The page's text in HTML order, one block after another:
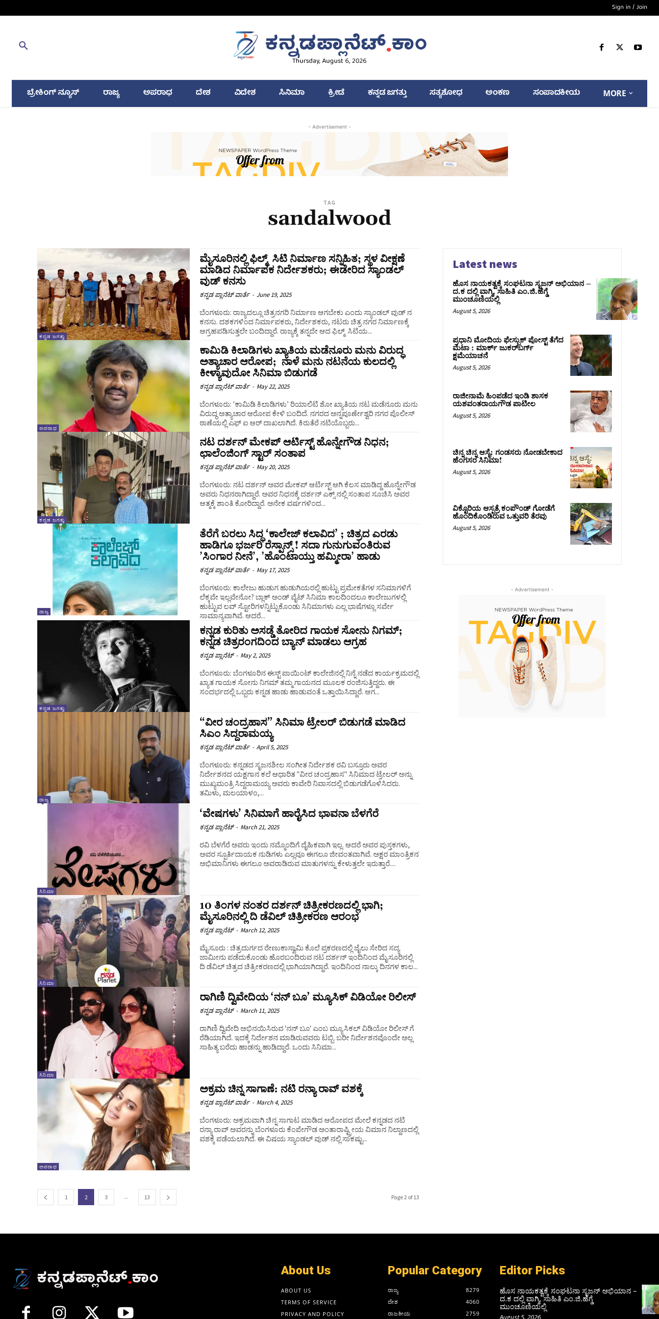
Sign in / Join
Thursday, August 6, 2026
ಬ್ರೇಕಿಂಗ್ ನ್ಯೂಸ್ ರಾಜ್ಯ ಅಪರಾಧ ದೇಶ ವಿದೇಶ ಸಿನಿಮಾ ಕ್ರೀಡೆ ಕನ್ನಡ ಜಗತ್ತು ಸತ್ಯಶೋಧ ಅಂಕಣ ಸಂಪಾದಕೀಯ MORE
- Advertisement -
TAG
sandalwood
ಕನ್ನಡ ಜಗತ್ತು
ಮೈಸೂರಿನಲ್ಲಿ ಫಿಲ್ಮ್‌ ಸಿಟಿ ನಿರ್ಮಾಣ ಸನ್ನಿಹಿತ; ಸ್ಥಳ ವೀಕ್ಷಣೆ
ಮಾಡಿದ ನಿರ್ಮಾಪಕ ನಿರ್ದೇಶಕರು; ಈಡೇರಿದ ಸ್ಯಾಂಡಲ್
ವುಡ್‌ ಕನಸು
ಕನ್ನಡ ಪ್ಲಾನೆಟ್ ವಾರ್ತೆ - June 19, 2025
ಬೆಂಗಳೂರು: ರಾಜ್ಯದಲ್ಲೂ ಚಿತ್ರನಗರಿ ನಿರ್ಮಾಣ ಆಗಬೇಕು ಎಂದು ಸ್ಯಾಂಡಲ್‌ ವುಡ್‌ ನ
ಕನಸು. ದಶಕಗಳಿಂದ ನಿರ್ಮಾಪಕರು, ನಿರ್ದೇಶಕರು, ನಟರು ಚಿತ್ರ ನಗರ ನಿರ್ಮಾಣಕ್ಕೆ
ಆಗ್ರಹಪಡಿಸುತ್ತಲೇ ಬಂದಿದ್ದಾರೆ. ರಾಜ್ಯಕ್ಕೆ ತನ್ನದೇ ಆದ ಫಿಲ್ಮ್‌ ಸಿಟಿಯ...
ಅಪರಾಧ
ಕಾಮಿಡಿ ಕಿಲಾಡಿಗಳು ಖ್ಯಾತಿಯ ಮಡೆನೂರು ಮನು ವಿರುದ್ಧ
ಅತ್ಯಾಚಾರ ಆರೋಪ; ನಾಳೆ ಮನು ನಟನೆಯ ಕುಲದಲ್ಲಿ
ಕೀಳ್ಯಾವುದೋ ಸಿನಿಮಾ ಬಿಡುಗಡೆ
ಕನ್ನಡ ಪ್ಲಾನೆಟ್ ವಾರ್ತೆ - May 22, 2025
ಬೆಂಗಳೂರು: ʼಕಾಮಿಡಿ ಕಿಲಾಡಿಗಳು’ ರಿಯಾಲಿಟಿ ಶೋ ಖ್ಯಾತಿಯ ನಟ ಮಡೆನೂರು ಮನು
ವಿರುದ್ಧ ಅತ್ಯಾಚಾರ ಆರೋಪ ಕೇಳಿ ಬಂದಿದೆ. ನಗರದ ಅನ್ನಪೂರ್ಣೇಶ್ವರಿ ನಗರ ಪೊಲೀಸ್
ಠಾಣೆಯಲ್ಲಿ ಎಫ್ ​ಐ ಆರ್​ ದಾಖಲಾಗಿದೆ. ಕಿರುತೆರೆ ನಟಿಯೊಬ್ಬರು...
ಕನ್ನಡ ಜಗತ್ತು
ನಟ ದರ್ಶನ್‌ ಮೇಕಪ್ ಆರ್ಟಿಸ್ಟ್ ಹೊನ್ನೇಗೌಡ ನಿಧನ;
ಛಾಲೆಂಜಿಂಗ್‌ ಸ್ಟಾರ್‌ ಸಂತಾಪ
ಕನ್ನಡ ಪ್ಲಾನೆಟ್ ವಾರ್ತೆ - May 20, 2025
ಬೆಂಗಳೂರು: ನಟ ದರ್ಶನ್‌ ಅವರ ಮೇಕಪ್ ಆರ್ಟಿಸ್ಟ್ ಆಗಿ ಕೆಲಸ ಮಾಡಿದ್ದ ಹೊನ್ನೇಗೌಡ
ಅವರು ನಿಧನರಾಗಿದ್ದಾರೆ. ಅವರ ನಿಧನಕ್ಕೆ ದರ್ಶನ್ ಎಕ್ಸ್‌ ನಲ್ಲಿ ಸಂತಾಪ ಸೂಚಿಸಿ ಅವರ
ಆತ್ಮಕ್ಕೆ ಶಾಂತಿ ಕೋರಿದ್ದಾರೆ. ಅನೇಕ ವರ್ಷಗಳಿಂದ...
ರಾಜ್ಯ
ತೆರೆಗೆ ಬರಲು ಸಿದ್ಧ ‘ಕಾಲೇಜ್ ಕಲಾವಿದ’ ; ಚಿತ್ರದ ಎರಡು
ಹಾಡಿಗೂ ಭರ್ಜರಿ ರೆಸ್ಪಾನ್ಸ್‌ ! ಸದಾ ಗುನುಗುವಂತಿರುವ
ʼಸಿಂಗಾರ ನೀನೆʼ, ʼಹೊಂಟಾಯ್ತು ಹಮ್ಮೀರಾʼ ಹಾಡು
ಕನ್ನಡ ಪ್ಲಾನೆಟ್ ವಾರ್ತೆ - May 17, 2025
ಬೆಂಗಳೂರು: ಕಾಲೇಜು ಹುಡುಗ ಹುಡುಗಿಯರಲ್ಲಿ ಹುಟ್ಟು ಪ್ರಮೇಕತೆಗಳ ಸನಿಮಾಗಳಿಗೆ
ಲೆಕ್ಕವೇ ಇಲ್ಲವೇನೋ? ಬ್ಲಾಕ್‌ ಅಂಡ್‌ ವೈಟ್‌ ಸಿನಿಮಾ ಕಾಲದಿಂದಲೂ ಕಾಲೇಜುಗಳಲ್ಲಿ
ಹುಟ್ಟುವ ಲವ್‌ ಸ್ಟೋರಿಗಳನ್ನಿಟ್ಟುಕೊಂಡು ಸಿನಿಮಾಗಳು ಎಲ್ಲ ಭಾಷೆಗಳ್ಲೂ ಸರ್ವೇ
ಸಾಮಾನ್ಯವಾಗಿವೆ. ಆದರೆ...
ಕನ್ನಡ ಜಗತ್ತು
ಕನ್ನಡ ಕುರಿತು ಅಸಡ್ಡೆ ತೋರಿದ ಗಾಯಕ ಸೋನು ನಿಗಮ್;‌
ಕನ್ನಡ ಚಿತ್ರರಂಗದಿಂದ ಬ್ಯಾನ್‌ ಮಾಡಲು ಆಗ್ರಹ
ಕನ್ನಡ ಪ್ಲಾನೆಟ್ - May 2, 2025
ಬೆಂಗಳೂರು: ಬೆಂಗಳೂರಿನ ಈಸ್ಟ್ ಪಾಯಿಂಟ್ ಕಾಲೇಜಿನಲ್ಲಿ ನಿನ್ನೆ ನಡೆದ ಕಾರ್ಯಕ್ರಮದಲ್ಲಿ
ಖ್ಯಾತ ಗಾಯಕ ಸೋನು ನಿಗಮ್‌ ತಮ್ಮ ಗಾಯನದ ಮೂಲಕ ರಂಜಿಸುತ್ತಿದ್ದರು. ಈ
ಸಂದರ್ಭದಲ್ಲಿ ಒಬ್ಬರು ಕನ್ನಡ ಹಾಡು ಹಾಡುವಂತೆ ಒತ್ತಾಯಿಸಿದ್ದಾರೆ. ಆಗ...
ರಾಜ್ಯ
“ವೀರ ಚಂದ್ರಹಾಸ” ಸಿನಿಮಾ ಟ್ರೇಲರ್ ಬಿಡುಗಡೆ ಮಾಡಿದ
ಸಿಎಂ ಸಿದ್ದರಾಮಯ್ಯ
ಕನ್ನಡ ಪ್ಲಾನೆಟ್ ವಾರ್ತೆ - April 5, 2025
ಬೆಂಗಳೂರು: ಕನ್ನಡದ ಸೃಜನಶೀಲ ಸಂಗೀತ ನಿರ್ದೇಶಕ ರವಿ ಬಸ್ರೂರು ಅವರ
ನಿರ್ದೇಶನದ ಯಕ್ಷಗಾನ ಕಲೆ ಆಧಾರಿತ "ವೀರ ಚಂದ್ರಹಾಸ" ಸಿನಿಮಾದ ಟ್ರೇಲರ್ ಅನ್ನು
ಮುಖ್ಯಮಂತ್ರಿ ಸಿದ್ದರಾಮಯ್ಯ ಅವರು ಕಾವೇರಿ ನಿವಾಸದಲ್ಲಿ ಬಿಡುಗಡೆಗೊಳಿಸಿದರು.
ತಮಿಳು, ಮಲಯಾಳಂ,...
ಸಿನಿಮಾ
‘ವೇಷಗಳು’ ಸಿನಿಮಾಗೆ ಹಾರೈಸಿದ ಭಾವನಾ ಬೆಳಗೆರೆ
ಕನ್ನಡ ಪ್ಲಾನೆಟ್ - March 21, 2025
ರವಿ ಬೆಳಗೆರೆ ಅವರು ಇಂದು ನಮ್ಮೊಂದಿಗೆ ದೈಹಿಕವಾಗಿ‌ ಇಲ್ಲ. ಆದರೆ ಅವರ ಪುಸ್ತಕಗಳು,
ಅವರ ಸ್ಪೂರ್ತಿದಾಯಕ ನುಡಿಗಳು ಎಲ್ಲವೂ ಈಗಲೂ ಜೀವಂತವಾಗಿವೆ. ಅಕ್ಷರ ಮಾಂತ್ರಿಕನ
ಅಭಿಮಾನಿಗಳು ಈಗಲೂ ಅವರಾಡಿರುವ ಮಾತುಗಳನ್ನು ಕೇಳುತ್ತಲೇ ಇರುತ್ತಾರೆ....
ಸಿನಿಮಾ
10 ತಿಂಗಳ ನಂತರ ದರ್ಶನ್‌ ಚಿತ್ರೀಕರಣದಲ್ಲಿ ಭಾಗಿ;
ಮೈಸೂರಿನಲ್ಲಿ ದಿ ಡೆವಿಲ್ ಚಿತ್ರೀಕರಣ ಆರಂಭ
ಕನ್ನಡ ಪ್ಲಾನೆಟ್ - March 12, 2025
ಮೈಸೂರು : ಚಿತ್ರದುರ್ಗದ ರೇಣುಕಾಸ್ವಾಮಿ ಕೊಲೆ ಪ್ರಕರಣದಲ್ಲಿ ಜೈಲು ಸೇರಿದ ಸದ್ಯ
ಜಾಮೀನು ಪಡೆದುಕೊಂಡು ಹೊರಬಂದಿರುವ ನಟ ದರ್ಶನ್ ಇಂದಿನಿಂದ ಮೈಸೂರಿನಲ್ಲಿ
ದಿ ಡೆವಿಲ್ ಚಿತ್ರದ ಚಿತ್ರೀಕರಣದಲ್ಲಿ ಭಾಗಿಯಾಗಿದ್ದಾರೆ. ಇಂದಿನಿಂದ ನಾಲ್ಕು ದಿನಗಳ ಕಾಲ...
ಸಿನಿಮಾ
ರಾಗಿಣಿ ದ್ವಿವೇದಿಯ ‘ನನ್ ಬೂ’ ಮ್ಯೂಸಿಕ್ ವಿಡಿಯೋ ರಿಲೀಸ್
ಕನ್ನಡ ಪ್ಲಾನೆಟ್ - March 11, 2025
ರಾಗಿಣಿ ದ್ವಿವೇದಿ ಅಭಿನಯಿಸಿರುವ 'ನನ್ ಬೂ' ಎಂಬ ಮ್ಯೂಸಿಕಲ್ ವಿಡಿಯೋ ರಿಲೀಸ್ ಗೆ
ರೆಡಿಯಾಗಿದೆ. ಇದಕ್ಕೆ ನಿರ್ದೇಶನ ಮಾಡಿರುವವರು ಟಬ್ಬಿ. ಬರೀ ನಿರ್ದೇಶನವೊಂದೇ ಅಲ್ಲ
ಸಾಹಿತ್ಯ ಬರೆದು ಹಾಡನ್ನು ಹಾಡಿದ್ದಾರೆ. ಒಂದು ಸಿನಿಮಾ...
ಅಪರಾಧ
ಅಕ್ರಮ ಚಿನ್ನ ಸಾಗಾಣೆ: ನಟಿ ರನ್ಯಾ ರಾವ್‌ ವಶಕ್ಕೆ
ಕನ್ನಡ ಪ್ಲಾನೆಟ್ ವಾರ್ತೆ - March 4, 2025
ಬೆಂಗಳೂರು: ಅಕ್ರಮವಾಗಿ ಚಿನ್ನ ಸಾಗಾಟ ಮಾಡಿದ ಆರೋಪದ ಮೇಲೆ ಕನ್ನಡದ ನಟಿ
ರನ್ಯಾ ರಾವ್ ಅವರನ್ನು​ ಬೆಂಗಳೂರು ಕೆಂಪೇಗೌಡ ಅಂತಾರಾಷ್ಟ್ರೀಯ ವಿಮಾನ ನಿಲ್ದಾಣದಲ್ಲಿ
ವಶಕ್ಕೆ ಪಡೆಯಲಾಗಿದೆ. ಈ ವಿಷಯ ಸ್ಯಾಂಡಲ್‌ ವುಡ್‌ ನಲ್ಲಿ ಸಾಕಷ್ಟು...
1 2 3 ... 13 Page 2 of 13
Latest news
ಹೊಸ ನಾಯಕತ್ವಕ್ಕೆ ಸಂಘಟನಾ ಸೃಜನ್ ಅಭಿಯಾನ –
ದ.ಕ ದಲ್ಲಿ ವಾಗ್ಮಿ, ಸಾಹಿತಿ ಎಂ.ಜಿ.ಹೆಗ್ಡೆ
ಮುಂಚೂಣಿಯಲ್ಲಿ
August 5, 2026
ಪ್ರಧಾನಿ ಮೋದಿಯ ಫೇಸ್ಬುಕ್‌ ಪೋಸ್ಟ್‌ ತೆಗೆದ
ಮೆಟಾ : ಮಾರ್ಕ್ ಜುಕರ್‌ಬರ್ಗ್
ಕ್ಷಮೆಯಾಚನೆ
August 5, 2026
ರಾಜೀನಾಮೆ ಹಿಂಪಡೆದ ಇಂಡಿ ಶಾಸಕ
ಯಶವಂತರಾಯಗೌಡ ಪಾಟೀಲ
August 5, 2026
ಚಿನ್ನ ಚಿನ್ನ ಆಸೈ: ಗಂಡಸರು ನೋಡಬೇಕಾದ
ಹೆಂಗಸರ ಸಿನಿಮಾ!
August 5, 2026
ವಿಕ್ಟೊರಿಯ ಆಸ್ಪತ್ರೆ ಕಂಪೌಂಡ್ ಗೋಡೆಗೆ
ಹೊಂದಿಕೊಂಡಿರುವ ಒತ್ತುವರಿ ತೆರವು
August 5, 2026
- Advertisement -
About Us
ABOUT US
TERMS OF SERVICE
PRIVACY AND POLICY
Popular Category
ರಾಜ್ಯ
8279
ದೇಶ
4060
ರಾಜಕೀಯ
2759
Editor Picks
ಹೊಸ ನಾಯಕತ್ವಕ್ಕೆ ಸಂಘಟನಾ ಸೃಜನ್ ಅಭಿಯಾನ –
ದ.ಕ ದಲ್ಲಿ ವಾಗ್ಮಿ, ಸಾಹಿತಿ ಎಂ.ಜಿ.ಹೆಗ್ಡೆ
ಮುಂಚೂಣಿಯಲ್ಲಿ
August 5, 2026